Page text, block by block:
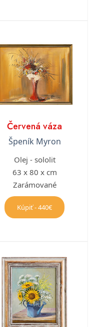
Červená váza
Špeník Myron
Olej - sololit
63 x 80 x cm
Zarámované
Kúpiť - 440€